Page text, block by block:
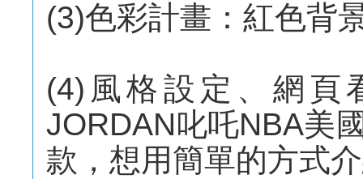
(3)色彩計畫：紅色背
(4)風格設定、網頁
JORDAN叱吒NBA美
款，想用簡單的方式